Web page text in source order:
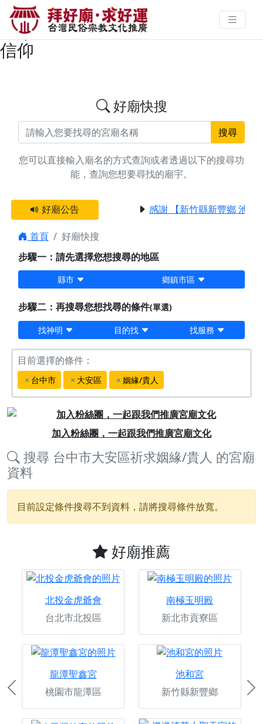
搜尋台中市大安區姻緣/貴人廟宇資
料 | 拜好廟求好運 找到與您有緣的
信仰
好廟快搜
搜尋
您可以直接輸入廟名的方式查詢或者透過以下的搜尋功
能，查詢您想要尋找的廟宇。
好廟公告 感謝 【新竹縣新豐鄉 池和
首頁
好廟快搜
步驟一：請先選擇您想搜尋的地區
縣市 鄉鎮市區
步驟二：再搜尋您想找尋的條件(單選)
找神明 目的找 找服務
目前選擇的條件：
台中市 大安區 姻緣/貴人
加入粉絲團，一起跟我們推廣宮廟文化
Previous
搜尋 台中市大安區祈求姻緣/貴人 的宮廟
資料
目前設定條件搜尋不到資料，請將搜尋條件放寬。
好廟推薦
北投金虎爺會
台北市北投區
南極玉明殿
新北市貢寮區
龍潭聖鑫宮
桃園市龍潭區
池和宮
新竹縣新豐鄉
Previous